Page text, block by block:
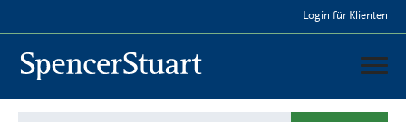
to
Main
Deutschland
Login für Klienten